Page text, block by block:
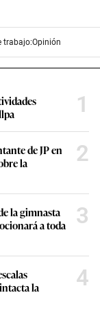
trabajo:Opinión
1
de JP en
la
2
la gimnasta
a toda
3
la
4